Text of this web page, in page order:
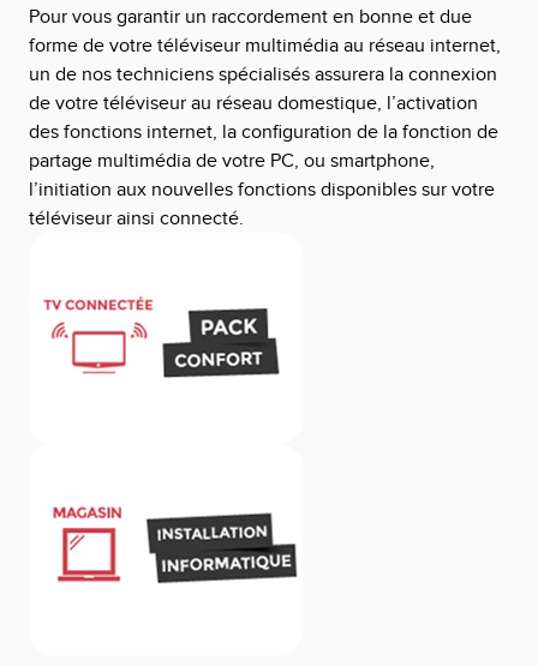
Pour vous garantir un raccordement en bonne et due
forme de votre téléviseur multimédia au réseau internet,
un de nos techniciens spécialisés assurera la connexion
de votre téléviseur au réseau domestique, l’activation
des fonctions internet, la configuration de la fonction de
partage multimédia de votre PC, ou smartphone,
l’initiation aux nouvelles fonctions disponibles sur votre
téléviseur ainsi connecté.